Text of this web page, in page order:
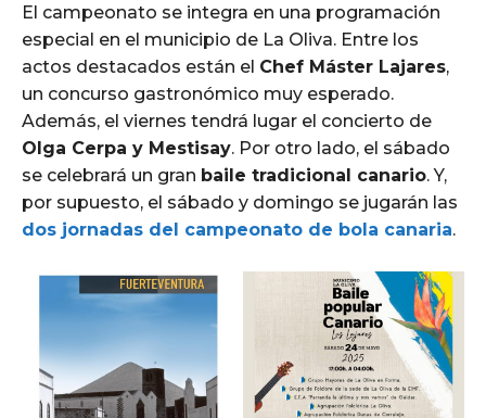
El campeonato se integra en una programación
especial en el municipio de La Oliva. Entre los
actos destacados están el Chef Máster Lajares,
un concurso gastronómico muy esperado.
Además, el viernes tendrá lugar el concierto de
Olga Cerpa y Mestisay. Por otro lado, el sábado
se celebrará un gran baile tradicional canario. Y,
por supuesto, el sábado y domingo se jugarán las
dos jornadas del campeonato de bola canaria.